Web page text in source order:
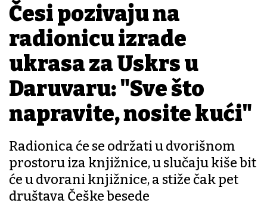
Česi pozivaju na
radionicu izrade
ukrasa za Uskrs u
Daruvaru: "Sve što
napravite, nosite kući"
Radionica će se održati u dvorišnom
prostoru iza knjižnice, u slučaju kiše bit
će u dvorani knjižnice, a stiže čak pet
društava Češke besede